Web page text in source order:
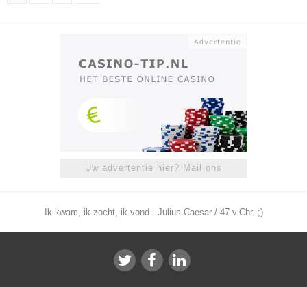
Uw advertentie hier? Mail ons
Ik kwam, ik zocht, ik vond - Julius Caesar / 47 v.Chr. ;)